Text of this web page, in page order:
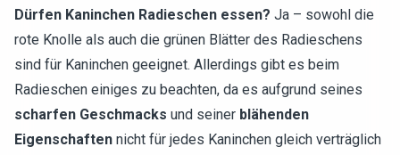
Dürfen Kaninchen Radieschen essen? Ja – sowohl die
rote Knolle als auch die grünen Blätter des Radieschens
sind für Kaninchen geeignet. Allerdings gibt es beim
Radieschen einiges zu beachten, da es aufgrund seines
scharfen Geschmacks und seiner blähenden
Eigenschaften nicht für jedes Kaninchen gleich verträglich